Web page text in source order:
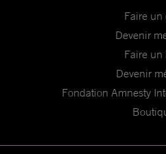
Faire un
Devenir
Faire un
Devenir
Fondation Amnesty